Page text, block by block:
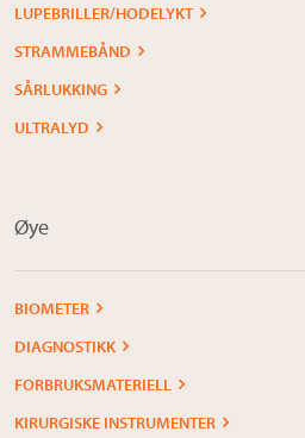
LUPEBRILLER/HODELYKT
STRAMMEBÅND
SÅRLUKKING
ULTRALYD
Øye
BIOMETER
DIAGNOSTIKK
FORBRUKSMATERIELL
KIRURGISKE INSTRUMENTER